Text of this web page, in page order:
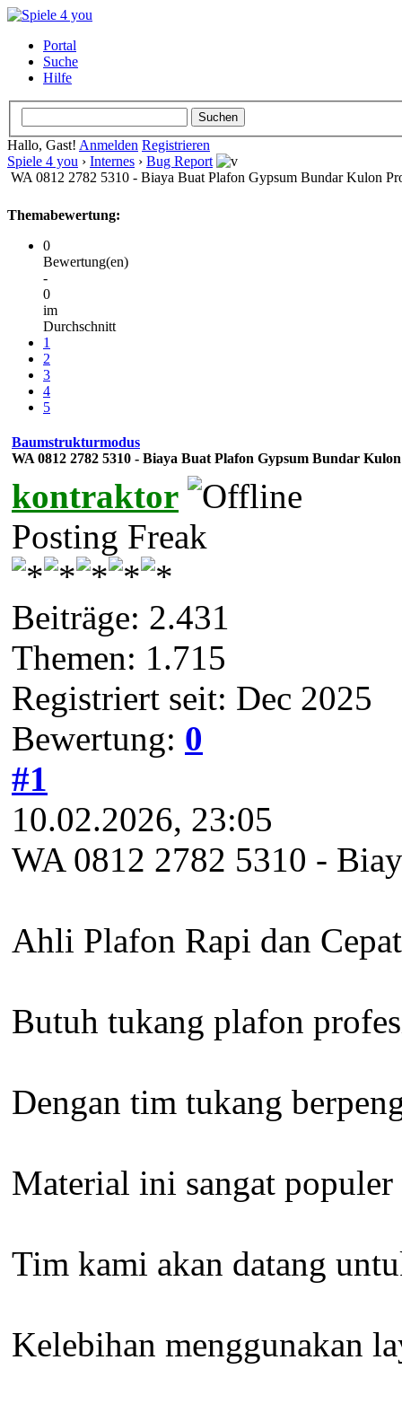
Portal
Suche
Hilfe
Hallo, Gast! Anmelden Registrieren
Spiele 4 you › Internes › Bug Report
WA 0812 2782 5310 - Biaya Buat Plafon Gypsum Bundar Kulon
Themabewertung:
0
Bewertung(en)
-
0
im
Durchschnitt
1
2
3
4
5
Baumstrukturmodus
WA 0812 2782 5310 - Biaya Buat Plafon Gypsum Bundar
kontraktor
Posting Freak
Beiträge: 2.431
Themen: 1.715
Registriert seit: Dec 2025
Bewertung: 0
#1
10.02.2026, 23:05
WA 0812 2782 5310 -
Ahli Plafon Rapi dan
Butuh tukang plafon
Dengan tim tukang
Material ini sangat
Tim kami akan datang
Kelebihan menggunakan